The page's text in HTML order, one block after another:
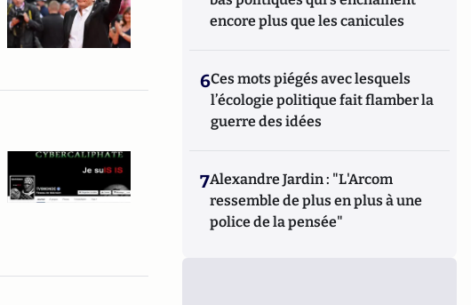
encore plus que les canicules
6Ces mots piégés avec lesquels
l’écologie politique fait flamber la
guerre des idées
7Alexandre Jardin : "L'Arcom
ressemble de plus en plus à une
police de la pensée"